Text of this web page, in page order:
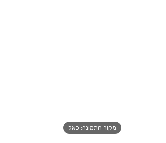
מקור התמונה: כאל